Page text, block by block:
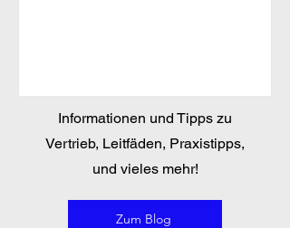
Informationen und Tipps zu
Vertrieb, Leitfäden, Praxistipps,
und vieles mehr!
Zum Blog